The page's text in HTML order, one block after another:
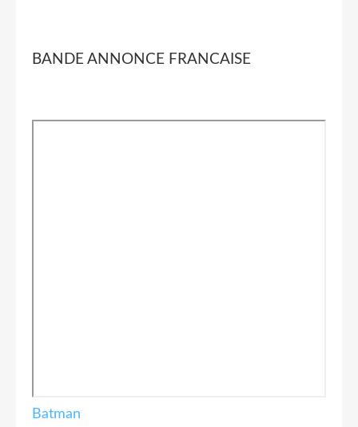
BANDE ANNONCE FRANCAISE
Batman